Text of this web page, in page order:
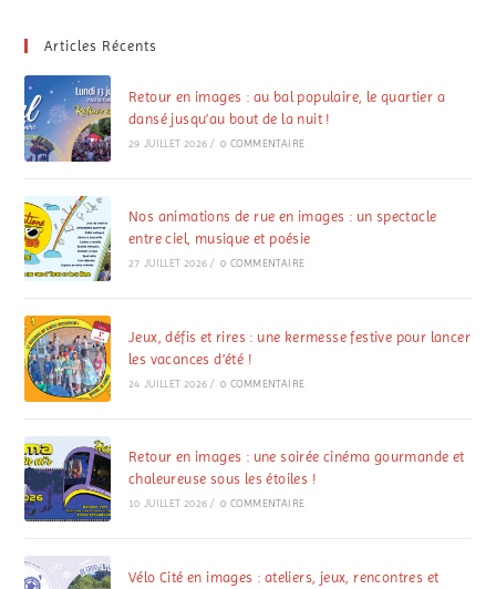
Articles Récents
Retour en images : au bal populaire, le quartier a
dansé jusqu’au bout de la nuit !
29 JUILLET 2026 / 0 COMMENTAIRE
Nos animations de rue en images : un spectacle
entre ciel, musique et poésie
27 JUILLET 2026 / 0 COMMENTAIRE
Jeux, défis et rires : une kermesse festive pour lancer
les vacances d’été !
24 JUILLET 2026 / 0 COMMENTAIRE
Retour en images : une soirée cinéma gourmande et
chaleureuse sous les étoiles !
10 JUILLET 2026 / 0 COMMENTAIRE
Vélo Cité en images : ateliers, jeux, rencontres et